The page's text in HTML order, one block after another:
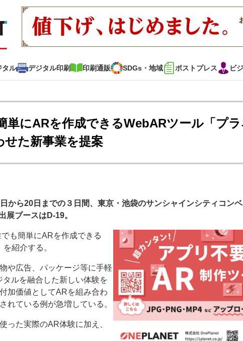
タル デジタル印刷 印刷通販 SDGs・地域 ポストプレス ビ
事 動画コンテンツ インタビュー コレクション
・デジタル印刷 アイデアで勝負！ ～多様なビジネス・多彩な商材～
を描く
印刷機材年鑑
込み サイトポリシー お問い合わせ
単にARを作成できるWebARツール「プ
せた新事業を提案
から20日までの３日間、東京・池袋のサンシャインシティコン
展ブースはD-19。
も簡単にARを作成できる
紹介する。
や広告、パッケージ等に手軽
ルを融合した新しい体験を
加価値としてARを組み合わ
れている例が急増している。
った実際のAR体験に加え、